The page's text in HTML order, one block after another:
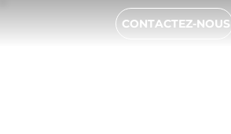
CONTACTEZ-NOUS